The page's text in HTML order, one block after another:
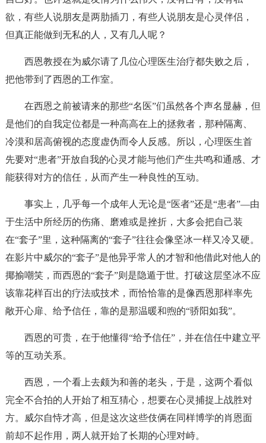
欲，有些人说朋友是两肋插刀，有些人说朋友是心灵伴侣，
但真正能做到无私的人，又有几人呢？
西恩教授在为威尔请了几位心理医生治疗都失败之后，
把他带到了西恩的工作室。
在西恩之前被请来的那些“名医”们虽然各个声名显赫，但
是他们的自我定位都是一种高高在上的拯救者，那种隔离、
冷漠和居高俯视的态度虚伪而令人反感。所以，心理医生首
先要对“患者”开放自我的心灵才能与他们产生共鸣和通感、才
能获得对方的信任，从而产生一种良性的互动。
事实上，几乎每一个成年人无论是“医者”还是“患者”—由
于生活中所经历的伤痛、磨难或是挫折，大多会把自己装
在“套子”里，这种隔离的“套子”往往会像坚冰一样又冷又硬。
在影片中威尔的“套子”是他异乎常人的才智和他借此对他人的
揶揄嘲笑，而西恩的“套子”则是隐遁于世。打破这层坚冰不应
该靠花样百出的疗法或技术，而恰恰靠的是像西恩那样率先
敞开心扉、给予信任，靠的是那温暖和煦的“骄阳如我”。
西恩的可贵，在于他懂得“给予信任”，并在信任中建立平
等的互动关系。
西恩，一个看上去颇为和善的老头，于是，这两个看似
完全不合拍的人开始了相互猜心，想要在心灵捕捉上战胜对
方。威尔自恃才高，但是这次这些伎俩在同样博学的肖恩面
前却不起作用，两人就开始了长期的心理对峙。